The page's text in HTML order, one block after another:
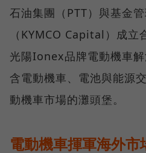
石油集團（PTT）與基金
（KYMCO Capital）成
光陽Ionex品牌電動機車
含電動機車、電池與能源
動機車市場的灘頭堡。
電動機車揮軍海外